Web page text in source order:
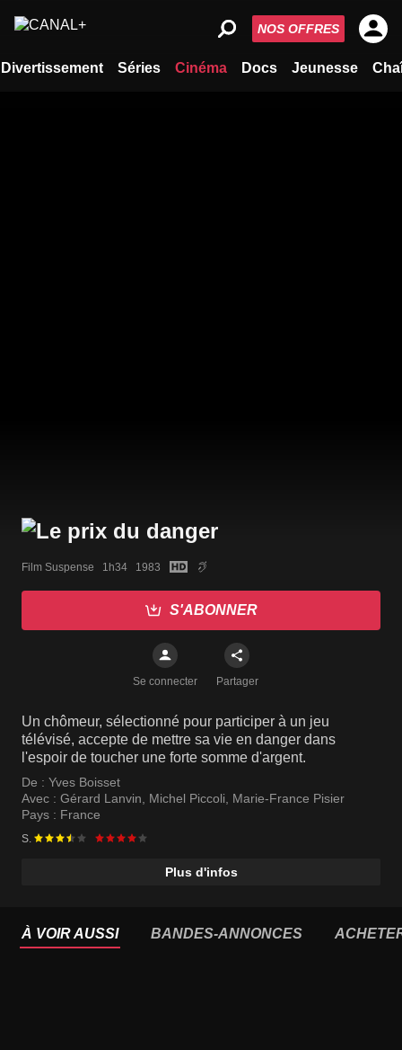
Divertissement Séries Cinéma Docs Jeunesse
NOS OFFRES
Film Suspense   1h34   1983
S'ABONNER
Se connecter Partager
Un chômeur, sélectionné pour participer à un jeu
télévisé, accepte de mettre sa vie en danger dans
l'espoir de toucher une forte somme d'argent.
De : Yves Boisset
Avec : Gérard Lanvin, Michel Piccoli, Marie-France Pisier
Pays : France
S.
Plus d'infos
À VOIR AUSSI BANDES-ANNONCES